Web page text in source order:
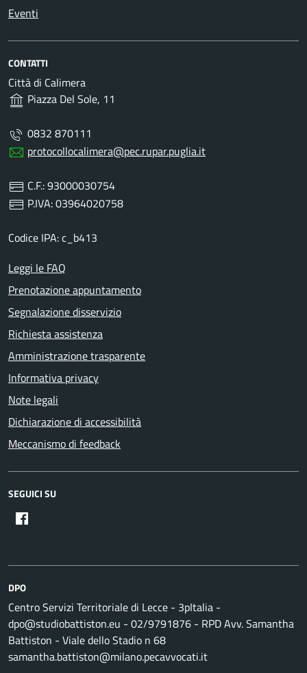
Eventi
CONTATTI
Città di Calimera
Piazza Del Sole, 11
0832 870111
protocollocalimera@pec.rupar.puglia.it
C.F.: 93000030754
P.IVA: 03964020758
Codice IPA: c_b413
Leggi le FAQ
Prenotazione appuntamento
Segnalazione disservizio
Richiesta assistenza
Amministrazione trasparente
Informativa privacy
Note legali
Dichiarazione di accessibilità
Meccanismo di feedback
SEGUICI SU
DPO
Centro Servizi Territoriale di Lecce - 3pItalia -
dpo@studiobattiston.eu - 02/9791876 - RPD Avv. Samantha
Battiston - Viale dello Stadio n 68
samantha.battiston@milano.pecavvocati.it